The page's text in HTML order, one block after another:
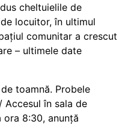
cheltuielile de
locuitor, în ultimul
comunitar a crescut
– ultimele date
toamnă. Probele
Accesul în sala de
ora 8:30, anunță